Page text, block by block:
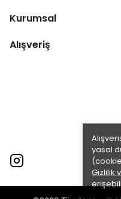
yasal
Gizlilik
Kurumsal
Alışveriş